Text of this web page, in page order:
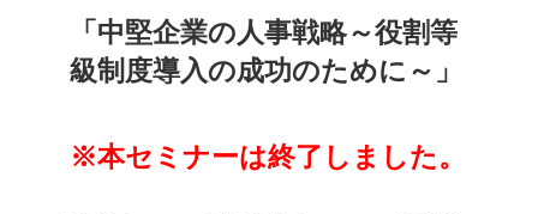
「中堅企業の人事戦略～役割等
級制度導入の成功のために～」
※本セミナーは終了しました。